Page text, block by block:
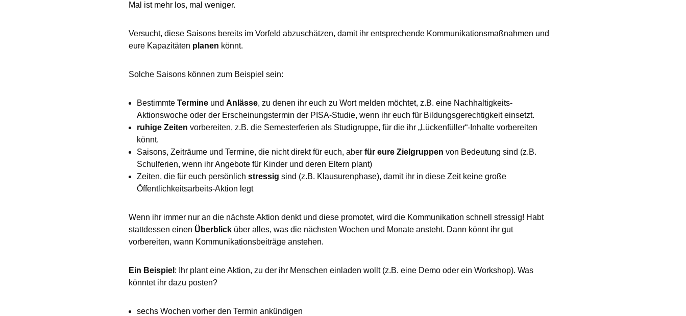
Mal ist mehr los, mal weniger.
Versucht, diese Saisons bereits im Vorfeld abzuschätzen, damit ihr entsprechende Kommunikationsmaßnahmen und
eure Kapazitäten planen könnt.
Solche Saisons können zum Beispiel sein:
Bestimmte Termine und Anlässe, zu denen ihr euch zu Wort melden möchtet, z.B. eine Nachhaltigkeits-
Aktionswoche oder der Erscheinungstermin der PISA-Studie, wenn ihr euch für Bildungsgerechtigkeit einsetzt.
ruhige Zeiten vorbereiten, z.B. die Semesterferien als Studigruppe, für die ihr „Lückenfüller“-Inhalte vorbereiten
könnt.
Saisons, Zeiträume und Termine, die nicht direkt für euch, aber für eure Zielgruppen von Bedeutung sind (z.B.
Schulferien, wenn ihr Angebote für Kinder und deren Eltern plant)
Zeiten, die für euch persönlich stressig sind (z.B. Klausurenphase), damit ihr in diese Zeit keine große
Öffentlichkeitsarbeits-Aktion legt
Wenn ihr immer nur an die nächste Aktion denkt und diese promotet, wird die Kommunikation schnell stressig! Habt
stattdessen einen Überblick über alles, was die nächsten Wochen und Monate ansteht. Dann könnt ihr gut
vorbereiten, wann Kommunikationsbeiträge anstehen.
Ein Beispiel : Ihr plant eine Aktion, zu der ihr Menschen einladen wollt (z.B. eine Demo oder ein Workshop). Was
könntet ihr dazu posten?
sechs Wochen vorher den Termin ankündigen